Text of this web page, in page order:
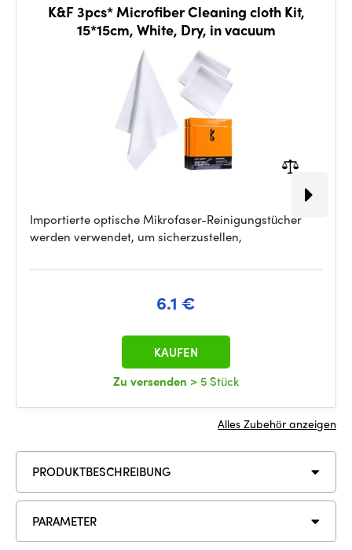
K&F 3pcs* Microfiber Cleaning cloth Kit,
15*15cm, White, Dry, in vacuum
Importierte optische Mikrofaser-Reinigungstücher
werden verwendet, um sicherzustellen,
6.1 €
Zu versenden > 5 Stück
KAUFEN
Alles Zubehör anzeigen
PRODUKTBESCHREIBUNG
PARAMETER